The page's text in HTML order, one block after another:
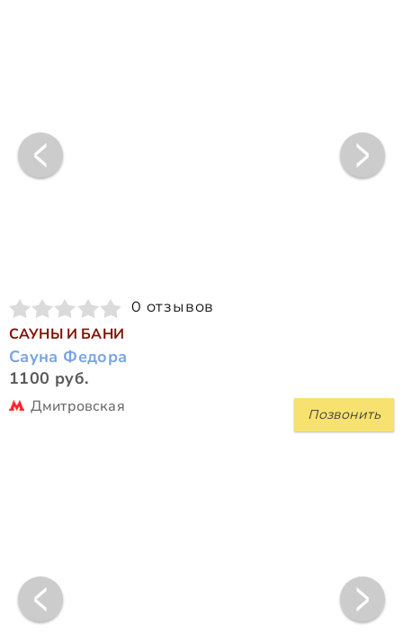
0 отзывов
САУНЫ И БАНИ
Сауна Федора
1100 руб.
Позвонить
Дмитровская